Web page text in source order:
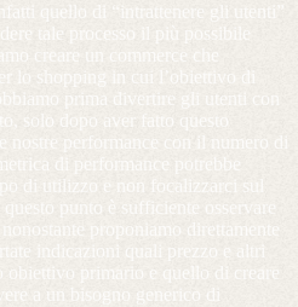
quello di “intrattenere gli utenti”
tale processo il più possibile
creare un commerce che
lo shopping in cui l’obiettivo di
prima divertire gli utenti con
solo dopo aver fatto questo
nostre performance con il numero di
di performance potrebbe
di utilizzo e non focalizzarci sul
punto è sufficiente osservare
nonostante proponiamo direttamente
indicazioni quali prezzo e altri
obiettivo primario e quello di creare
a un bisogno generico di